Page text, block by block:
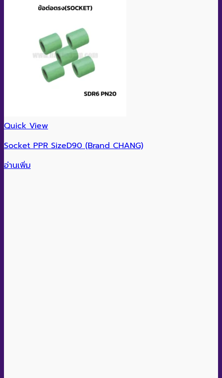
Quick View
Socket PPR SizeD90 (Brand CHANG)
อ่านเพิ่ม